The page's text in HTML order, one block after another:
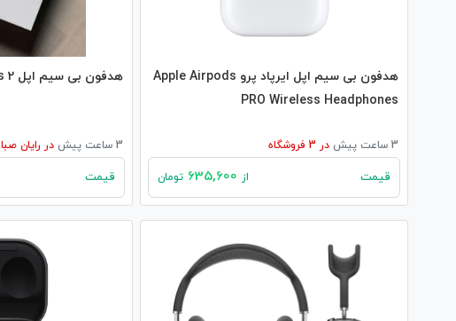
هدفون بی‌ سیم اپل ایرپاد پرو Apple Airpods
PRO Wireless Headphones
3 ساعت پیش در فروشگاه
قیمت از تومان
هدفون بی‌ سیم اپل Apple Airpods 2
3 ساعت پیش در رایان صبا
قیمت